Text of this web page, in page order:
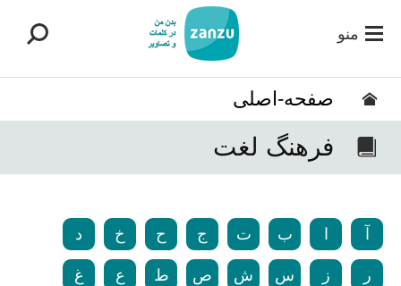
منو
صفحه-اصلی
فرهنگ لغت
ب ت ج ح خ د
ر ز س ش ص ط ع غ